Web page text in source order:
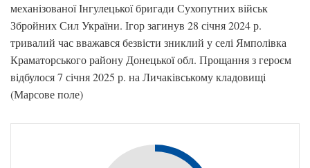
механізованої Інгулецької бригади Сухопутних військ
Збройних Сил України. Ігор загинув 28 січня 2024 р.
тривалий час вважався безвісти зниклий у селі Ямполівка
Краматорського району Донецької обл. Прощання з героєм
відбулося 7 січня 2025 р. на Личаківському кладовищі
(Марсове поле)